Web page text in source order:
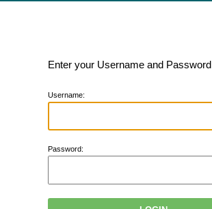
Enter your Username and Password
Username:
Password: